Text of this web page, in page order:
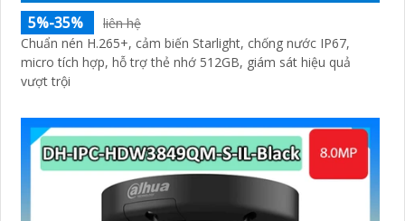
5%-35%
liên hệ
Chuẩn nén H.265+, cảm biến Starlight, chống nước IP67,
micro tích hợp, hỗ trợ thẻ nhớ 512GB, giám sát hiệu quả
vượt trội